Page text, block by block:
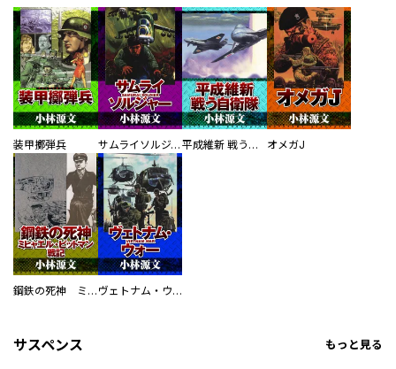
装甲擲弾兵 サムライソルジャー SAMURAI SOLDIER 平成維新 戦う自衛隊 オメガJ
鋼鉄の死神 ミヒャエル・ビットマン戦記 ヴェトナム・ウォー VIETNAM WAR
サスペンス もっと見る